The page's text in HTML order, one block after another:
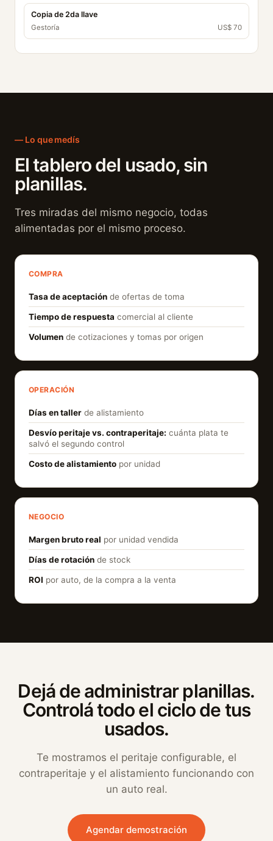
Copia de 2da llave
Gestoría US$ 70
Lo que medís
El tablero del usado, sin
planillas.
Tres miradas del mismo negocio, todas
alimentadas por el mismo proceso.
COMPRA
Tasa de aceptación de ofertas de toma
Tiempo de respuesta comercial al cliente
Volumen de cotizaciones y tomas por origen
OPERACIÓN
Días en taller de alistamiento
Desvío peritaje vs. contraperitaje: cuánta plata te
salvó el segundo control
Costo de alistamiento por unidad
NEGOCIO
Margen bruto real por unidad vendida
Días de rotación de stock
ROI por auto, de la compra a la venta
Dejá de administrar planillas.
Controlá todo el ciclo de tus
usados.
Te mostramos el peritaje configurable, el
contraperitaje y el alistamiento funcionando con
un auto real.
Agendar demostración